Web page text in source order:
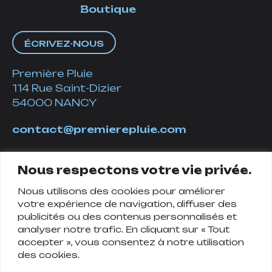
Nous respectons votre vie privée.
Nous utilisons des cookies pour améliorer
votre expérience de navigation, diffuser des
publicités ou des contenus personnalisés et
analyser notre trafic. En cliquant sur « Tout
accepter », vous consentez à notre utilisation
des cookies.
Boutique
ÉCRIVEZ-NOUS
Première Pluie
114 Rue Saint-Dizier
54000 NANCY
contact@premierepluie.com
Suivez-nous